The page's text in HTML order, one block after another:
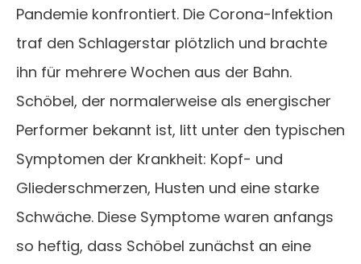
Pandemie konfrontiert. Die Corona-Infektion
traf den Schlagerstar plötzlich und brachte
ihn für mehrere Wochen aus der Bahn.
Schöbel, der normalerweise als energischer
Performer bekannt ist, litt unter den typischen
Symptomen der Krankheit: Kopf- und
Gliederschmerzen, Husten und eine starke
Schwäche. Diese Symptome waren anfangs
so heftig, dass Schöbel zunächst an eine